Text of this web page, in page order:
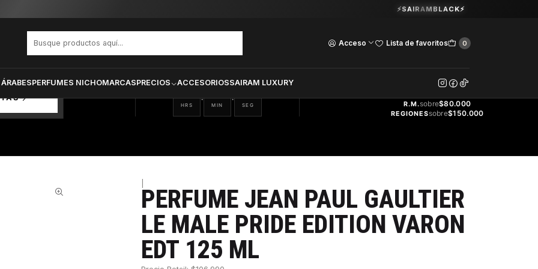
Acceso Lista de favoritos 0
PERFUMES NICHOMARCASPRECIOS ACCESORIOSSAIRAM LUXURY
Guardia Vieja 202. Oficina 102.Ver Horarios
⚡SAIRAMBLACK⚡
06
HRS
: 25
MIN
: 03
SEG
GRATIS
R.M.sobre$80.000
REGIONESsobre$150.000
PERFUME JEAN PAUL GAULTIER
LE MALE PRIDE EDITION VARON
EDT 125 ML